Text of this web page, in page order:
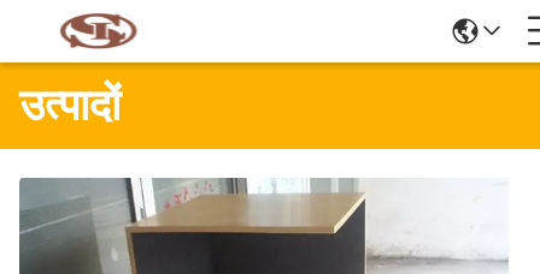
उत्पादों